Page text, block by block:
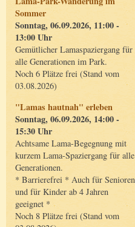
Sommer
Sonntag, 06.09.2026, 11:00 -
13:00 Uhr
Gemütlicher Lamaspaziergang für
alle Generationen im Park.
Noch 6 Plätze frei (Stand vom
03.08.2026)
"Lamas hautnah" erleben
Sonntag, 06.09.2026, 14:00 -
15:30 Uhr
Achtsame Lama-Begegnung mit
kurzem Lama-Spaziergang für alle
Generationen.
* Barrierefrei * Auch für Senioren
und für Kinder ab 4 Jahren
geeignet *
Noch 8 Plätze frei (Stand vom